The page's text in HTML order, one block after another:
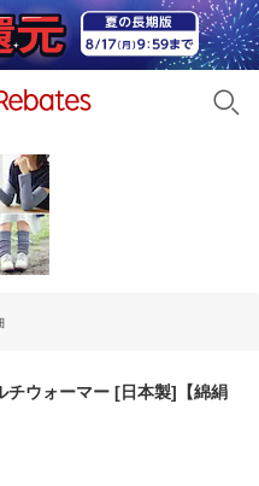
チウォーマー [日本製]【綿絹